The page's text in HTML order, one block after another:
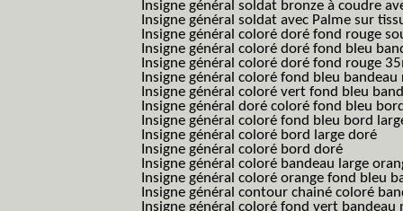
Insigne général soldat bronze à coudre
Insigne général soldat avec Palme sur
Insigne général coloré doré fond rouge
Insigne général coloré doré fond bleu
Insigne général coloré doré fond rouge
Insigne général coloré fond bleu
Insigne général coloré vert fond bleu
Insigne général doré coloré fond bleu
Insigne général coloré fond bleu bord
Insigne général coloré bord large doré
Insigne général coloré bord doré
Insigne général coloré bandeau large
Insigne général coloré orange fond bleu
Insigne général contour chainé coloré
Insigne général coloré fond vert bandeau